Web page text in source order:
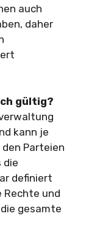
auch
daher
gültig?
kann je
Parteien
die
definiert
Rechte und
gesamte